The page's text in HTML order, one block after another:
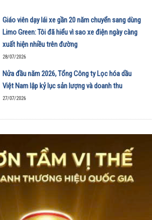
Giáo viên dạy lái xe gần 20 năm chuyển sang dùng
Limo Green: Tôi đã hiểu vì sao xe điện ngày càng
xuất hiện nhiều trên đường
28/07/2026
Nửa đầu năm 2026, Tổng Công ty Lọc hóa dầu
Việt Nam lập kỷ lục sản lượng và doanh thu
27/07/2026